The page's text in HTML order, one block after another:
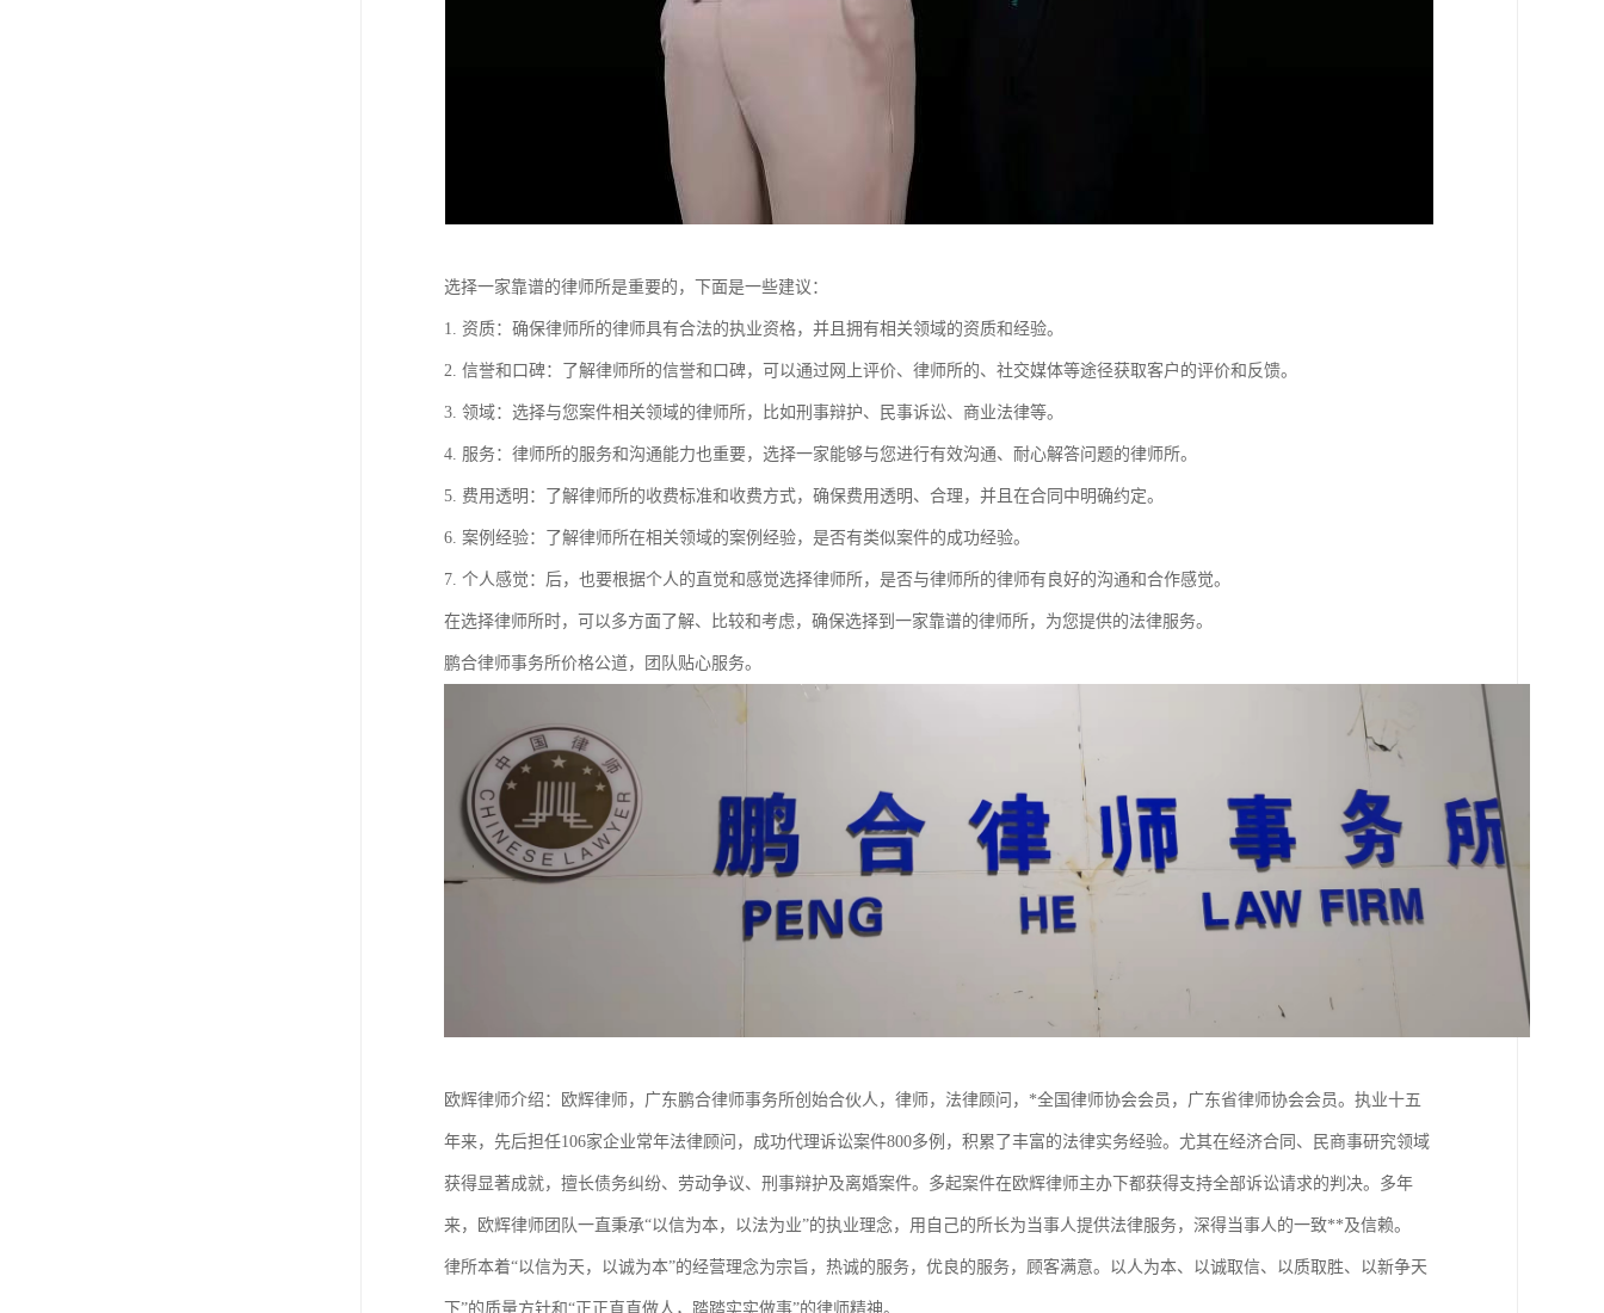
选择一家靠谱的律师所是重要的，下面是一些建议：
1. 资质：确保律师所的律师具有合法的执业资格，并且拥有相关领域的资质和经验。
2. 信誉和口碑：了解律师所的信誉和口碑，可以通过网上评价、律师所的、社交媒体等途径获取客户的评价和反馈。
3. 领域：选择与您案件相关领域的律师所，比如刑事辩护、民事诉讼、商业法律等。
4. 服务：律师所的服务和沟通能力也重要，选择一家能够与您进行有效沟通、耐心解答问题的律师所。
5. 费用透明：了解律师所的收费标准和收费方式，确保费用透明、合理，并且在合同中明确约定。
6. 案例经验：了解律师所在相关领域的案例经验，是否有类似案件的成功经验。
7. 个人感觉：后，也要根据个人的直觉和感觉选择律师所，是否与律师所的律师有良好的沟通和合作感觉。
在选择律师所时，可以多方面了解、比较和考虑，确保选择到一家靠谱的律师所，为您提供的法律服务。
鹏合律师事务所价格公道，团队贴心服务。
欧辉律师介绍：欧辉律师，广东鹏合律师事务所创始合伙人，律师，法律顾问，*全国律师协会会员，广东省律师协会会员。执业十五
年来，先后担任106家企业常年法律顾问，成功代理诉讼案件800多例，积累了丰富的法律实务经验。尤其在经济合同、民商事研究领域
获得显著成就，擅长债务纠纷、劳动争议、刑事辩护及离婚案件。多起案件在欧辉律师主办下都获得支持全部诉讼请求的判决。多年
来，欧辉律师团队一直秉承“以信为本，以法为业”的执业理念，用自己的所长为当事人提供法律服务，深得当事人的一致**及信赖。
律所本着“以信为天，以诚为本”的经营理念为宗旨，热诚的服务，优良的服务，顾客满意。以人为本、以诚取信、以质取胜、以新争天
下”的质量方针和“正正直直做人，踏踏实实做事”的律师精神。